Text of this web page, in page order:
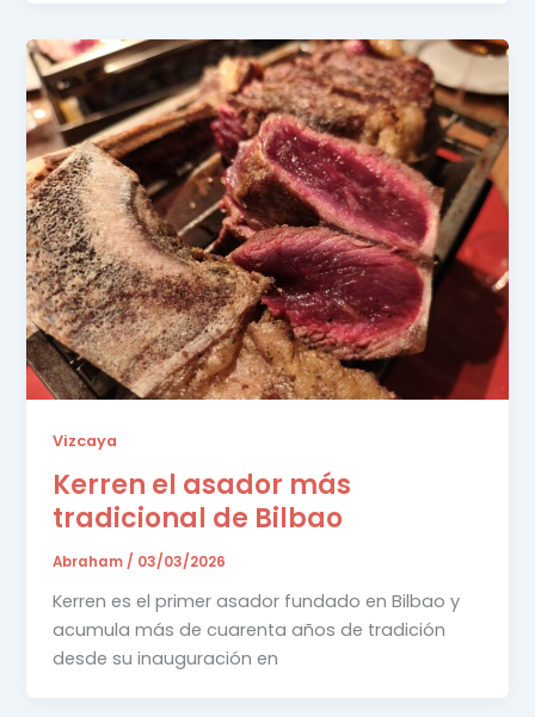
Vizcaya
Kerren el asador más
tradicional de Bilbao
Abraham / 03/03/2026
Kerren es el primer asador fundado en Bilbao y
acumula más de cuarenta años de tradición
desde su inauguración en